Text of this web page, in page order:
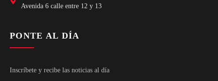
Avenida 6 calle entre 12 y 13
PONTE AL DÍA
Inscríbete y recibe las noticias al día